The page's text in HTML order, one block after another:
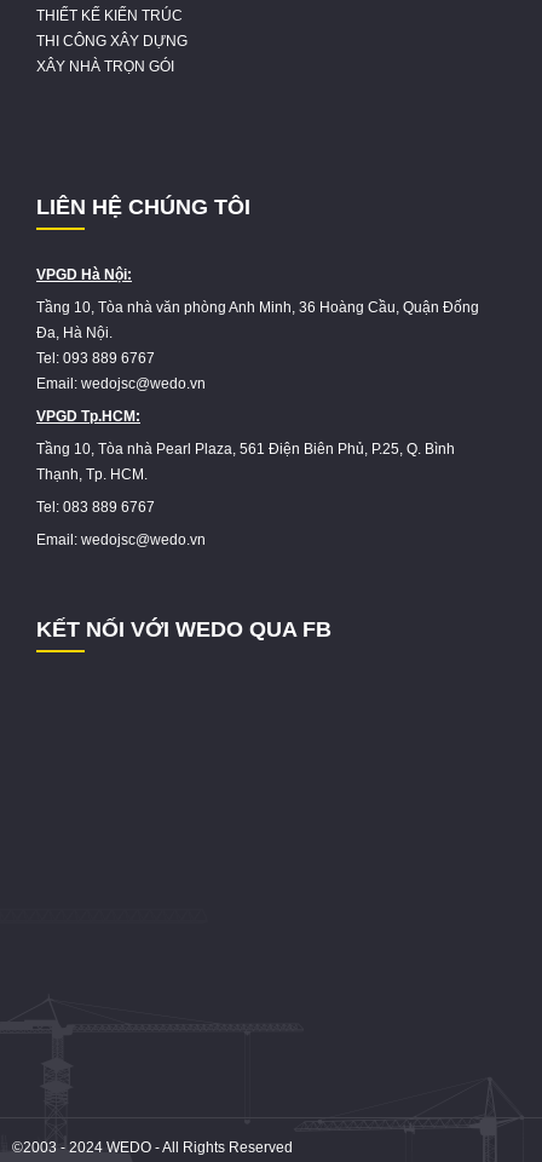
THIẾT KẾ KIẾN TRÚC
THI CÔNG XÂY DỰNG
XÂY NHÀ TRỌN GÓI
LIÊN HỆ CHÚNG TÔI
VPGD Hà Nội:
Tầng 10, Tòa nhà văn phòng Anh Minh, 36 Hoàng Cầu, Quận Đống
Đa, Hà Nội.
Tel: 093 889 6767
Email: wedojsc@wedo.vn
VPGD Tp.HCM:
Tầng 10, Tòa nhà Pearl Plaza, 561 Điện Biên Phủ, P.25, Q. Bình
Thạnh, Tp. HCM.
Tel: 083 889 6767
Email: wedojsc@wedo.vn
KẾT NỐI VỚI WEDO QUA FB
©2003 - 2024 WEDO - All Rights Reserved